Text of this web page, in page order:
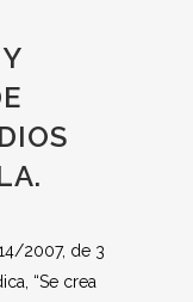
2007, de 3
“Se crea